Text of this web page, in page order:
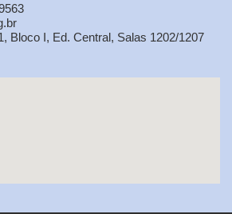
Bloco I, Ed. Central, Salas 1202/1207